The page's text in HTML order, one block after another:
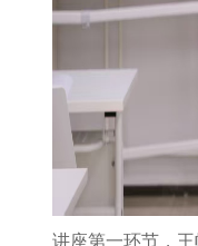
讲座第一环节，王